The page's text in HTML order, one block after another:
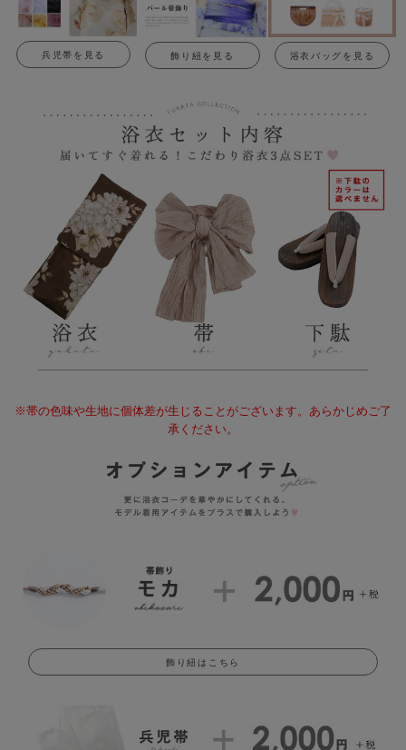
兵児帯を見る 飾り紐を見る 浴衣バッグを見る
※帯の色味や生地に個体差が生じることがございます。あらかじめご了
承ください。
飾り紐はこちら